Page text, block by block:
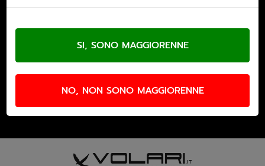
Email Newsletter
Iscriviti gratuitamente alla nostra
newsletter
NO, NON SONO MAGGIORENNE